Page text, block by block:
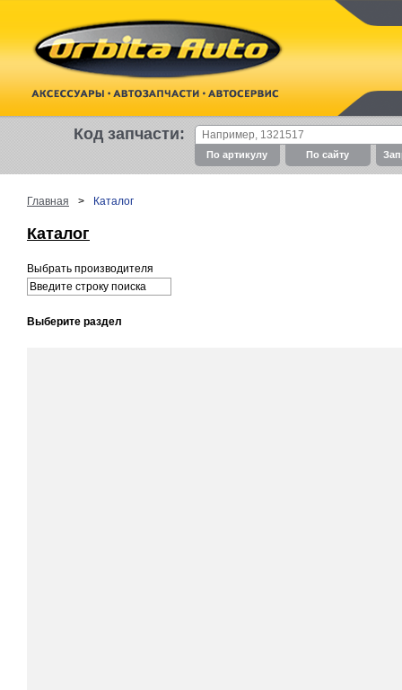
Код запчасти:
По артикулу По cайту
Главная > Каталог
Каталог
Выбрать производителя
Выберите раздел